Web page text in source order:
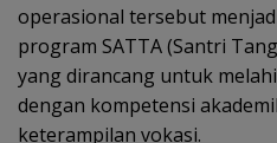
operasional tersebut
program SATTA (Santri
yang dirancang untuk
dengan kompetensi
keterampilan vokasi.